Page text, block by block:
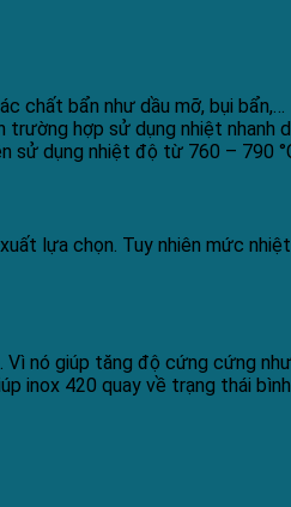
chất bẩn như dầu mỡ, bụi bẩn,…
trường hợp sử dụng nhiệt
sử dụng nhiệt độ từ 760 – 790
lựa chọn. Tuy nhiên mức
nó giúp tăng độ cứng cứng
inox 420 quay về trạng thái